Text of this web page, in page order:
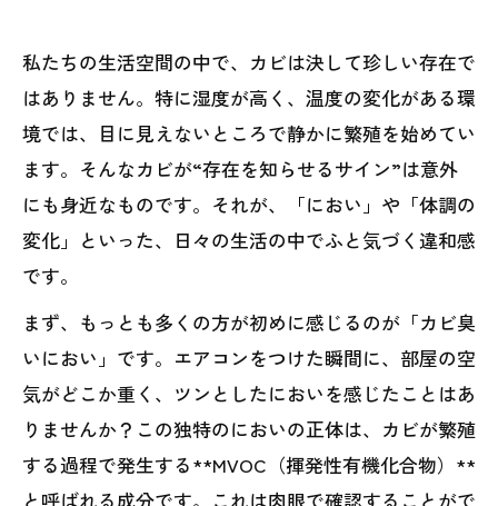
境を守るカギ
私たちの生活空間の中で、カビは決して珍しい存在で
はありません。特に湿度が高く、温度の変化がある環
境では、目に見えないところで静かに繁殖を始めてい
ます。そんなカビが“存在を知らせるサイン”は意外
にも身近なものです。それが、「におい」や「体調の
変化」といった、日々の生活の中でふと気づく違和感
です。
まず、もっとも多くの方が初めに感じるのが「カビ臭
いにおい」です。エアコンをつけた瞬間に、部屋の空
気がどこか重く、ツンとしたにおいを感じたことはあ
りませんか？この独特のにおいの正体は、カビが繁殖
する過程で発生する**MVOC（揮発性有機化合物）**
と呼ばれる成分です。これは肉眼で確認することがで